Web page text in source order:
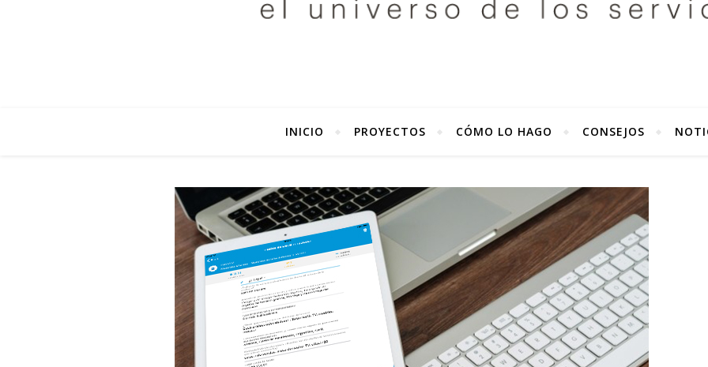
INICIO PROYECTOS CÓMO LO HAGO CONSEJOS